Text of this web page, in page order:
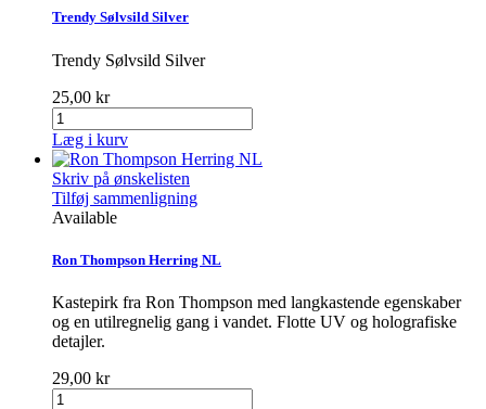
Trendy Sølvsild Silver
Trendy Sølvsild Silver
25,00 kr
Læg i kurv
Skriv på ønskelisten
Tilføj sammenligning
Available
Ron Thompson Herring NL
Kastepirk fra Ron Thompson med langkastende egenskaber
og en utilregnelig gang i vandet. Flotte UV og holografiske
detajler.
29,00 kr